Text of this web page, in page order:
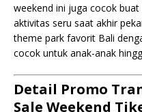
weekend ini juga cocok
aktivitas seru saat akhir
theme park favorit Bali
cocok untuk anak-anak
Detail Promo
Sale Weekend